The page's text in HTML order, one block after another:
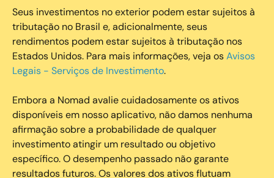
Seus investimentos no exterior podem estar sujeitos à
tributação no Brasil e, adicionalmente, seus
rendimentos podem estar sujeitos à tributação nos
Estados Unidos. Para mais informações, veja osAvisos
Legais - Serviços de Investimento.
Embora a Nomad avalie cuidadosamente os ativos
disponíveis em nosso aplicativo, não damos nenhuma
afirmação sobre a probabilidade de qualquer
investimento atingir um resultado ou objetivo
específico. O desempenho passado não garante
resultados futuros. Os valores dos ativos flutuam